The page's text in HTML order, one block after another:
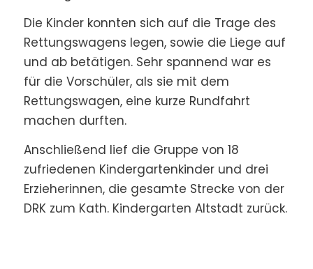
Die Kinder konnten sich auf die Trage des
Rettungswagens legen, sowie die Liege auf
und ab betätigen. Sehr spannend war es
für die Vorschüler, als sie mit dem
Rettungswagen, eine kurze Rundfahrt
machen durften.
Anschließend lief die Gruppe von 18
zufriedenen Kindergartenkinder und drei
Erzieherinnen, die gesamte Strecke von der
DRK zum Kath. Kindergarten Altstadt zurück.